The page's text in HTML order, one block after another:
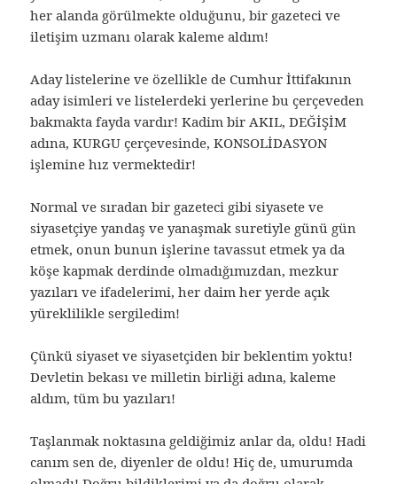
her alanda görülmekte olduğunu, bir gazeteci ve
iletişim uzmanı olarak kaleme aldım!
Aday listelerine ve özellikle de Cumhur İttifakının
aday isimleri ve listelerdeki yerlerine bu çerçeveden
bakmakta fayda vardır! Kadim bir AKIL, DEĞİŞİM
adına, KURGU çerçevesinde, KONSOLİDASYON
işlemine hız vermektedir!
Normal ve sıradan bir gazeteci gibi siyasete ve
siyasetçiye yandaş ve yanaşmak suretiyle günü gün
etmek, onun bunun işlerine tavassut etmek ya da
köşe kapmak derdinde olmadığımızdan, mezkur
yazıları ve ifadelerimi, her daim her yerde açık
yüreklilikle sergiledim!
Çünkü siyaset ve siyasetçiden bir beklentim yoktu!
Devletin bekası ve milletin birliği adına, kaleme
aldım, tüm bu yazıları!
Taşlanmak noktasına geldiğimiz anlar da, oldu! Hadi
canım sen de, diyenler de oldu! Hiç de, umurumda